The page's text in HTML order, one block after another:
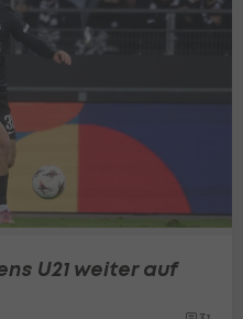
U21 weiter auf